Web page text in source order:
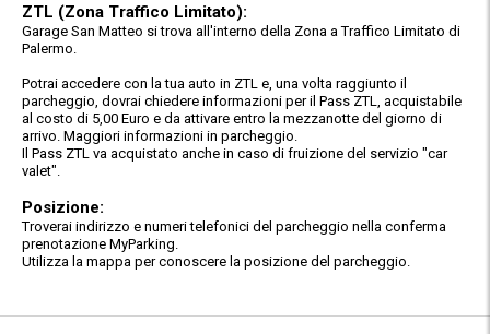
ZTL (Zona Traffico Limitato):
Garage San Matteo si trova all'interno della Zona a Traffico Limitato di
Palermo.
Potrai accedere con la tua auto in ZTL e, una volta raggiunto il
parcheggio, dovrai chiedere informazioni per il Pass ZTL, acquistabile
al costo di 5,00 Euro e da attivare entro la mezzanotte del giorno di
arrivo. Maggiori informazioni in parcheggio.
Il Pass ZTL va acquistato anche in caso di fruizione del servizio "car
valet".
Posizione:
Troverai indirizzo e numeri telefonici del parcheggio nella conferma
prenotazione MyParking.
Utilizza la mappa per conoscere la posizione del parcheggio.